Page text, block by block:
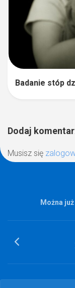
Badanie stóp
Dodaj
Musisz się
Można